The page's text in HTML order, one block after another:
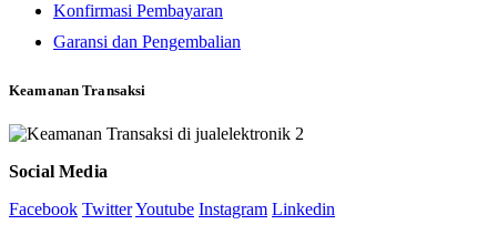
Konfirmasi Pembayaran
Garansi dan Pengembalian
Keamanan Transaksi
Social Media
Facebook TwitterYoutube Instagram Linkedin